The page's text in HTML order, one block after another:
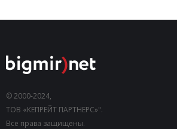
© 2000-2024,
ТОВ «КЕПРЕЙТ ПАРТНЕРС»".
Все права защищены.